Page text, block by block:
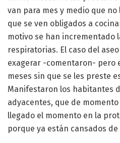
van para mes y medio que no
que se ven obligados a
motivo se han incrementado
respiratorias. El caso del
exagerar -comentaron- pero
meses sin que se les preste
Manifestaron los habitantes
adyacentes, que de
llegado el momento en la
porque ya están cansados